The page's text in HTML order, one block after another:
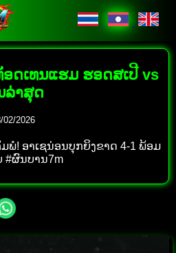
ດເທນແຮມ ຮອດສເປີ vs
ລ່າສຸດ
2026
ພໍ! ອາເຊນ່ອນບຸກຍິງຂາດ 4-1 ພ້ອມ
#ຜົນບານ7m